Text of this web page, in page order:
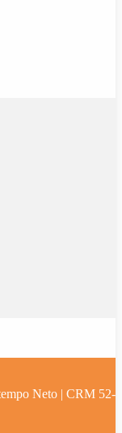
Neto | CRM 52-